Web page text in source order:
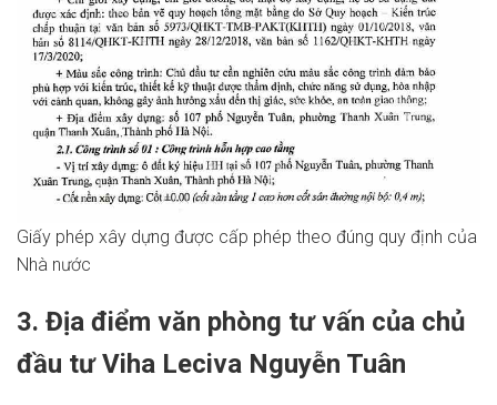
Giấy phép xây dựng được cấp phép theo đúng quy định của
Nhà nước
3. Địa điểm văn phòng tư vấn của chủ
đầu tư Viha Leciva Nguyễn Tuân